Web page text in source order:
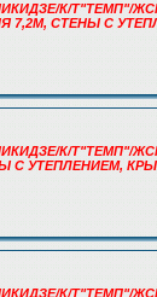
К/Т"ТЕМП"/
7,2М, СТЕНЫ С
К/Т"ТЕМП"/
С УТЕПЛЕНИЕМ,
К/Т"ТЕМП"/